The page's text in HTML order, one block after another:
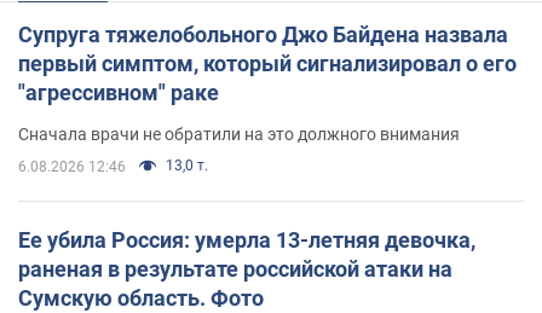
Супруга тяжелобольного Джо Байдена назвала
первый симптом, который сигнализировал о его
"агрессивном" раке
Сначала врачи не обратили на это должного внимания
6.08.2026 12:46 13,0 т.
Ее убила Россия: умерла 13-летняя девочка,
раненая в результате российской атаки на
Сумскую область. Фото